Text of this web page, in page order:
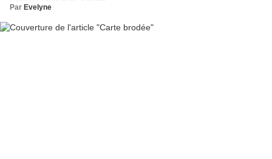
Par Evelyne